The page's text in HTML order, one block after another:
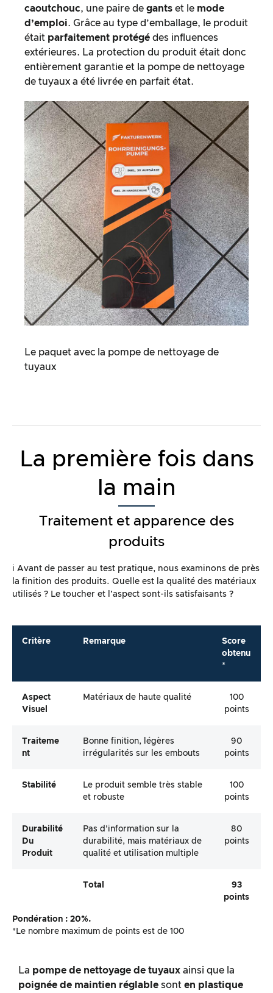
caoutchouc, une paire de gants et le mode
d’emploi. Grâce au type d’emballage, le produit
était parfaitement protégé des influences
extérieures. La protection du produit était donc
entièrement garantie et la pompe de nettoyage
de tuyaux a été livrée en parfait état.
Le paquet avec la pompe de nettoyage de
tuyaux
La première fois dans
la main
Traitement et apparence des
produits
ℹ️ Avant de passer au test pratique, nous examinons de près
la finition des produits. Quelle est la qualité des matériaux
utilisés ? Le toucher et l’aspect sont-ils satisfaisants ?
Critère Remarque
Score
obtenu
*
Aspect
Visuel
Matériaux de haute qualité
100
points
Traiteme
Nt
Bonne finition, légères
irrégularités sur les embouts
90
points
Stabilité
Le produit semble très stable
et robuste
100
points
Durabilité
Du
Produit
Pas d’information sur la
durabilité, mais matériaux de
qualité et utilisation multiple
80
points
Total
93
points
Pondération : 20%.
*Le nombre maximum de points est de 100
La pompe de nettoyage de tuyaux ainsi que la
poignée de maintien réglable sont en plastique